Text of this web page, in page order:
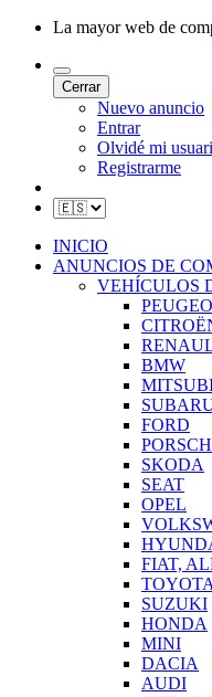
La mayor web de
Cerrar
Nuevo anuncio
Entrar
Olvidé mi
Registrarme
INICIO
ANUNCIOS DE
VEHÍCULOS
BMW
FORD
SKODA
SEAT
OPEL
FIAT,
TOYOTA
SUZUKI
HONDA
MINI
DACIA
AUDI